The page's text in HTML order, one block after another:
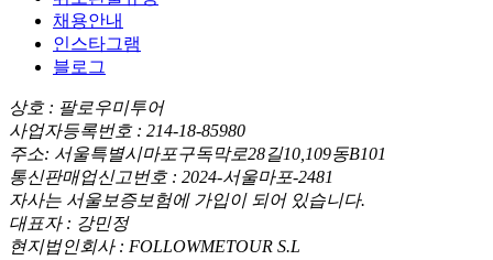
채용안내
인스타그램
블로그
상호 : 팔로우미투어
사업자등록번호 : 214-18-85980
주소: 서울특별시마포구독막로28길10,109동B101
통신판매업신고번호 : 2024-서울마포-2481
자사는 서울보증보험에 가입이 되어 있습니다.
대표자 : 강민정
현지법인회사 : FOLLOWMETOUR S.L